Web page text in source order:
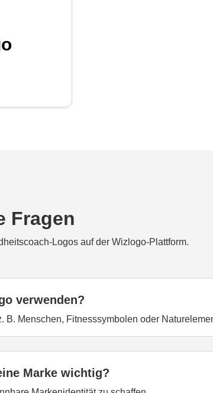
Fragen
Logos auf der Wizlogo-Plattform.
verwenden?
Menschen, Fitnesssymbolen oder
Marke wichtig?